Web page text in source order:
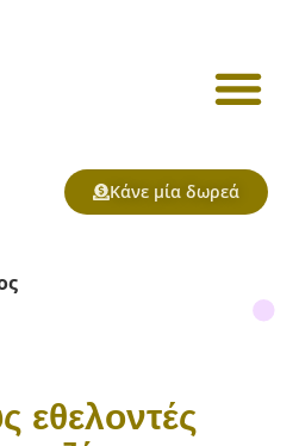
Κάνε μία δωρεά
εθελοντές